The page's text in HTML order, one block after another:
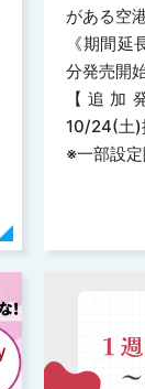
がある空
《期間
分発売開
【追加
10/24(土)
※一部設